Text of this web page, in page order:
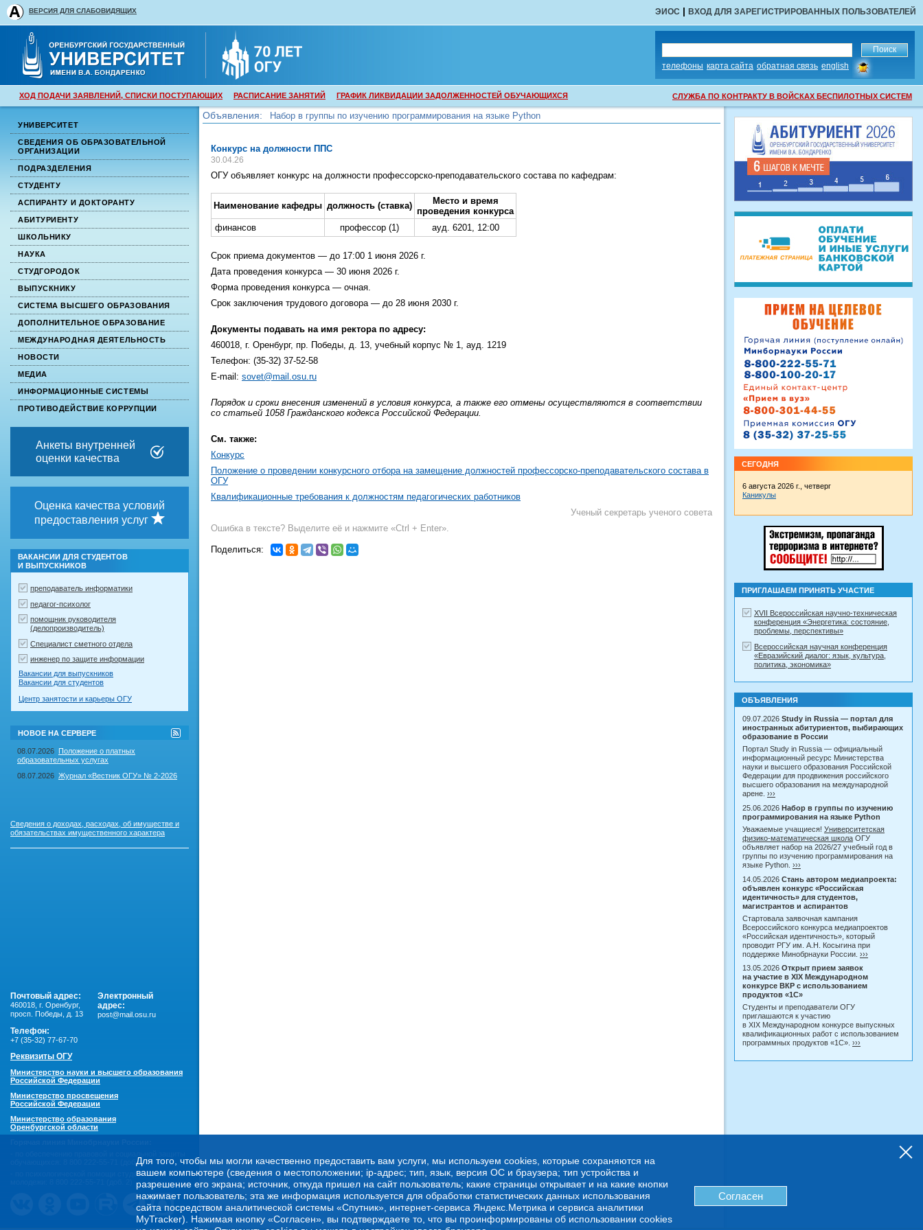
ЭИОС | ВХОД ДЛЯ ЗАРЕГИСТРИРОВАННЫХ ПОЛЬЗОВАТЕЛЕЙ
ВЕРСИЯ ДЛЯ СЛАБОВИДЯЩИХ
телефоны карта сайта обратная связь english
сообщить
об
ошибке
СЛУЖБА ПО КОНТРАКТУ В ВОЙСКАХ БЕСПИЛОТНЫХ СИСТЕМ
ХОД ПОДАЧИ ЗАЯВЛЕНИЙ, СПИСКИ ПОСТУПАЮЩИХ РАСПИСАНИЕ ЗАНЯТИЙ ГРАФИК ЛИКВИДАЦИИ ЗАДОЛЖЕННОСТЕЙ ОБУЧАЮЩИХСЯ
УНИВЕРСИТЕТ
СВЕДЕНИЯ ОБ ОБРАЗОВАТЕЛЬНОЙ
ОРГАНИЗАЦИИ
ПОДРАЗДЕЛЕНИЯ
СТУДЕНТУ
АСПИРАНТУ И ДОКТОРАНТУ
АБИТУРИЕНТУ
ШКОЛЬНИКУ
НАУКА
СТУДГОРОДОК
ВЫПУСКНИКУ
СИСТЕМА ВЫСШЕГО ОБРАЗОВАНИЯ
ДОПОЛНИТЕЛЬНОЕ ОБРАЗОВАНИЕ
МЕЖДУНАРОДНАЯ ДЕЯТЕЛЬНОСТЬ
НОВОСТИ
МЕДИА
ИНФОРМАЦИОННЫЕ СИСТЕМЫ
ПРОТИВОДЕЙСТВИЕ КОРРУПЦИИ
Анкеты внутренней
оценки качества
Оценка качества условий
предоставления услуг
ВАКАНСИИ ДЛЯ СТУДЕНТОВ
И ВЫПУСКНИКОВ
преподаватель информатики
педагог-психолог
помощник руководителя
(делопроизводитель)
Специалист сметного отдела
инженер по защите информации
Вакансии для выпускников
Вакансии для студентов
Центр занятости и карьеры ОГУ
НОВОЕ НА СЕРВЕРЕ
RSS-
лента
08.07.2026 Положение о платных
образовательных услугах
08.07.2026 Журнал «Вестник ОГУ» № 2-2026
Объявления:
Набор в группы по изучению программирования на языке Python
Конкурс на должности ППС
30.04.26
ОГУ объявляет конкурс на должности профессорско-преподавательского состава по кафедрам:
Наименование кафедры должность (ставка)
Место и время
проведения конкурса
финансов
профессор (1) ауд. 6201, 12:00
Срок приема документов — до 17:00 1 июня 2026 г.
Дата проведения конкурса — 30 июня 2026 г.
Форма проведения конкурса — очная.
Срок заключения трудового договора — до 28 июня 2030 г.
Документы подавать на имя ректора по адресу:
460018, г. Оренбург, пр. Победы, д. 13, учебный корпус № 1, ауд. 1219
Телефон: (35-32) 37-52-58
E-mail: sovet@mail.osu.ru
Порядок и сроки внесения изменений в условия конкурса, а также его отмены осуществляются в соответствии
со статьей 1058 Гражданского кодекса Российской Федерации.
См. также:
Конкурс
Положение о проведении конкурсного отбора на замещение должностей профессорско-преподавательского состава в
ОГУ
Квалификационные требования к должностям педагогических работников
Ученый секретарь ученого совета
Ошибка в тексте? Выделите её и нажмите «Ctrl + Enter».
Поделиться:
Для того, чтобы мы могли качественно предоставить вам услуги, мы используем cookies, которые сохраняются на
вашем компьютере (сведения о местоположении; ip-адрес; тип, язык, версия ОС и браузера; тип устройства и
разрешение его экрана; источник, откуда пришел на сайт пользователь; какие страницы открывает и на какие кнопки
нажимает пользователь; эта же информация используется для обработки статистических данных использования
сайта посредством аналитической системы «Спутник», интернет-сервиса Яндекс.Метрика и сервиса аналитики
MyTracker). Нажимая кнопку «Согласен», вы подтверждаете то, что вы проинформированы об использовании cookies
Согласен
СЕГОДНЯ
6 августа 2026 г., четверг
Каникулы
ПРИГЛАШАЕМ ПРИНЯТЬ УЧАСТИЕ
XVII Всероссийская научно-техническая
конференция «Энергетика: состояние,
проблемы, перспективы»
Всероссийская научная конференция
«Евразийский диалог: язык, культура,
политика, экономика»
ОБЪЯВЛЕНИЯ
09.07.2026 Study in Russia — портал для
иностранных абитуриентов, выбирающих
образование в России
Портал Study in Russia — официальный
информационный ресурс Министерства
науки и высшего образования Российской
Федерации для продвижения российского
высшего образования на международной
арене. ›››
25.06.2026 Набор в группы по изучению
программирования на языке Python
Уважаемые учащиеся! Университетская
физико-математическая школа ОГУ
объявляет набор на 2026/27 учебный год в
группы по изучению программирования на
языке Python. ›››
14.05.2026 Стань автором медиапроекта:
объявлен конкурс «Российская
идентичность» для студентов,
магистрантов и аспирантов
Стартовала заявочная кампания
Всероссийского конкурса медиапроектов
«Российская идентичность», который
проводит РГУ им. А.Н. Косыгина при
поддержке Минобрнауки России. ›››
13.05.2026 Открыт прием заявок
на участие в XIX Международном
конкурсе ВКР с использованием
продуктов «1С»
Студенты и преподаватели ОГУ
приглашаются к участию
в XIX Международном конкурсе выпускных
квалификационных работ с использованием
программных продуктов «1С». ›››
Сведения о доходах, расходах, об имуществе и
обязательствах имущественного характера
Почтовый адрес:
460018 г. Оренбург,
просп. Победы, д. 13
Электронный
адрес:
post@mail.osu.ru
Телефон:
+7 (35-32) 77-67-70
Реквизиты ОГУ
Министерство науки и высшего образования
Российской Федерации
Министерство просвещения
Российской Федерации
Министерство образования
Оренбургской области
8 800 222-55-71 (доб. 1)
- по психологической помощи студенческой